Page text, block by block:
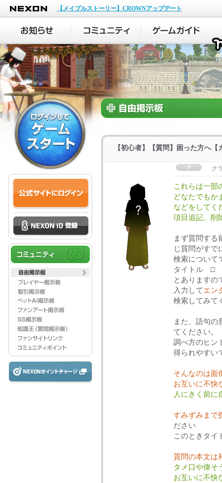
NEXON
【メイプルストーリー】CROWNアップデート
【初心者】【質問】困った方へ
ク
これらは一部
どなたでもか
などをしてく
項目追記、削
まず質問する
じ質問がすで
検索について
タイトル □
とありますの
入力してエン
検索してみて
また、語句の
てください。
調べ方のヒン
得られやすい
そんなのは面
お互いに不快
人にきく前に
すみずみまで
ださい
このときタイ
質問の本文は
タメ口や偉そ
お互いに不快